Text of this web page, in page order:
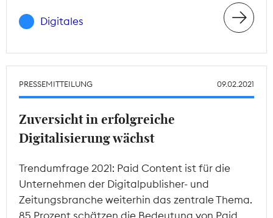
Digitales
PRESSEMITTEILUNG 09.02.2021
Zuversicht in erfolgreiche
Digitalisierung wächst
Trendumfrage 2021: Paid Content ist für die
Unternehmen der Digitalpublisher- und
Zeitungsbranche weiterhin das zentrale Thema.